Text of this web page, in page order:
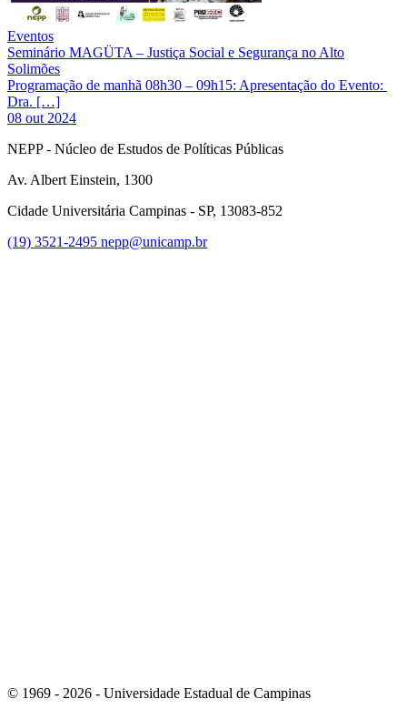
Eventos
Seminário MAGÜTA – Justiça Social e Segurança no Alto
Solimões
Programação de manhã 08h30 – 09h15: Apresentação do Evento:
Dra. […]
08 out 2024
NEPP - Núcleo de Estudos de Políticas Públicas
Av. Albert Einstein, 1300
Cidade Universitária Campinas - SP, 13083-852
(19) 3521-2495 nepp@unicamp.br
© 1969 - 2026 - Universidade Estadual de Campinas